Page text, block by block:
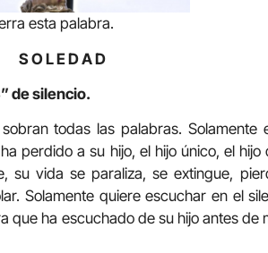
esta palabra.
S O L E D A D
de silencio.
todas las palabras. Solamente
perdido a su hijo, el hijo único, el hijo
su vida se paraliza, se extingue,
Solamente quiere escuchar en el
que ha escuchado de su hijo antes de